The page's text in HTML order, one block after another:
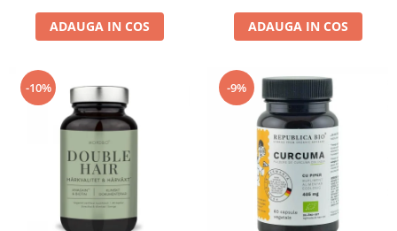
ADAUGA IN COS ADAUGA IN COS
-10% -9%